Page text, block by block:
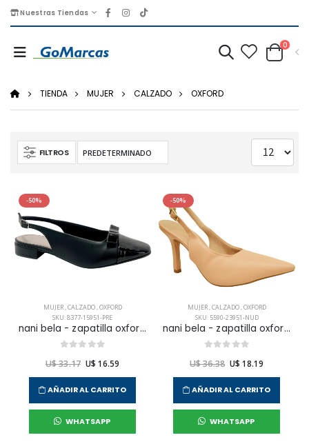
Nuestras Tiendas
0
TIENDA MUJER CALZADO OXFORD
FILTROS
-50%
MUJER,CALZADO,OXFORD
SKU: 8377-15951-PRE
nani bela - zapatilla oxford vestir para mujer
U$ 33.17 U$ 16.59
AÑADIR AL CARRITO
WHATSAPP
-50%
MUJER,CALZADO,OXFORD
SKU: 5590-23951-NUD
nani bela - zapatilla oxford vestir para mujer
U$ 36.38 U$ 18.19
AÑADIR AL CARRITO
WHATSAPP